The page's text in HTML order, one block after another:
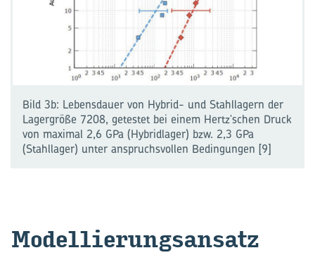
Bild 3b: Lebensdauer von Hybrid- und Stahllagern der
Lagergröße 7208, getestet bei einem Hertz'schen Druck
von maximal 2,6 GPa (Hybridlager) bzw. 2,3 GPa
(Stahllager) unter anspruchsvollen Bedingungen [9]
Mo­del­lie­rungs­an­satz